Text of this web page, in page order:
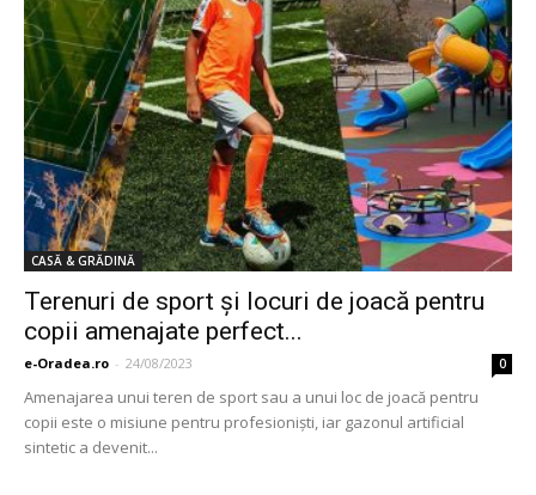
CASĂ & GRĂDINĂ
Terenuri de sport şi locuri de joacă pentru
copii amenajate perfect...
e-Oradea.ro - 24/08/2023 0
Amenajarea unui teren de sport sau a unui loc de joacă pentru
copii este o misiune pentru profesionişti, iar gazonul artificial
sintetic a devenit...